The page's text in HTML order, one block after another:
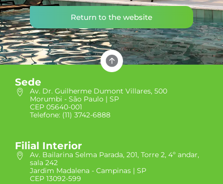
Return to the website
Sede
Av. Dr. Guilherme Dumont Villares, 500
Morumbi - São Paulo | SP
CEP 05640-001
Telefone: (11) 3742-6888
Filial Interior
Av. Bailarina Selma Parada, 201, Torre 2, 4º andar,
sala 242
Jardim Madalena - Campinas | SP
CEP 13092-599